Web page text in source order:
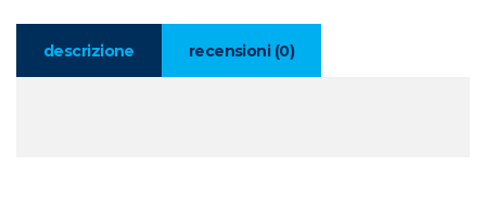
descrizione recensioni (0)